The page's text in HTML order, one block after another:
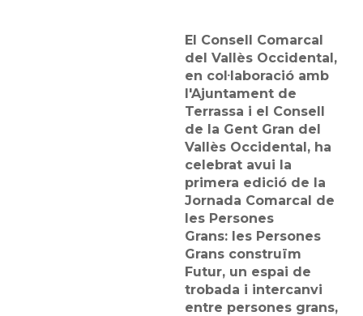
El Consell Comarcal
del Vallès Occidental,
en col·laboració amb
l'Ajuntament de
Terrassa i el Consell
de la Gent Gran del
Vallès Occidental, ha
celebrat avui la
primera edició de la
Jornada Comarcal de
les Persones
Grans: les Persones
Grans construïm
Futur, un espai de
trobada i intercanvi
entre persones grans,